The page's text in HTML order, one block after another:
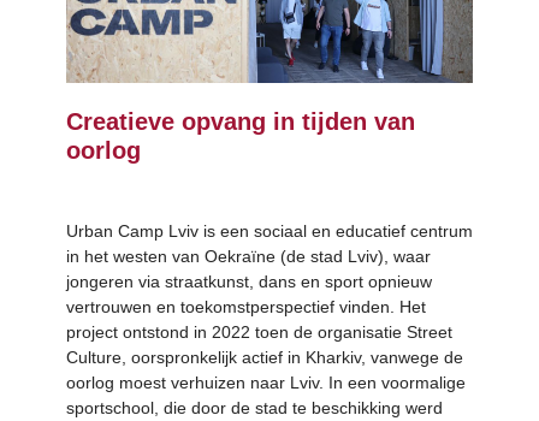
Creatieve opvang in tijden van
oorlog
Urban Camp Lviv is een sociaal en educatief centrum
in het westen van Oekraïne (de stad Lviv), waar
jongeren via straatkunst, dans en sport opnieuw
vertrouwen en toekomstperspectief vinden. Het
project ontstond in 2022 toen de organisatie Street
Culture, oorspronkelijk actief in Kharkiv, vanwege de
oorlog moest verhuizen naar Lviv. In een voormalige
sportschool, die door de stad te beschikking werd